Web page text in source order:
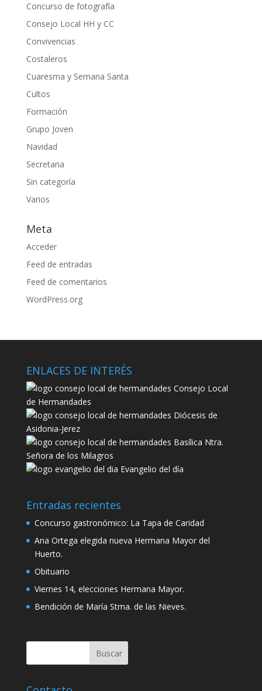
Concurso de fotografía
Consejo Local HH y CC
Convivencias
Costaleros
Cuaresma y Semana Santa
Cultos
Formación
Grupo Joven
Navidad
Secretaria
Sin categoría
Varios
Meta
Acceder
Feed de entradas
Feed de comentarios
WordPress.org
ENLACES DE INTERÉS
Consejo Local
de Hermandades
Diócesis de
Asidonia-Jerez
Basílica Ntra.
Señora de los Milagros
Evangelio del día
Entradas recientes
Concurso gastronómico: La Tapa de Caridad
Ana Ortega elegida nueva Hermana Mayor del
Huerto.
Obituario
Viernes 14, elecciones Hermana Mayor.
Bendición de María Stma. de las Nieves.